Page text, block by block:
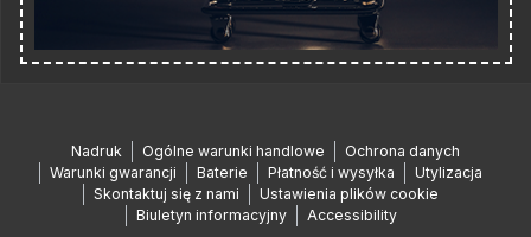
Nadruk Ogólne warunki handlowe
Ochrona danych
Warunki gwarancji
Baterie Płatność i wysyłka
Utylizacja
Skontaktuj się z nami
Ustawienia plików cookie
Biuletyn informacyjny
Accessibility